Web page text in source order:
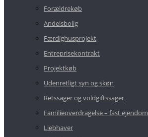
Forældrekøb
Andelsbolig
Færdighusprojekt
Entreprisekontrakt
Projektkøb
Udenretligt syn og skøn
Retssager og voldgiftssager
Familieoverdragelse – fast ejendom
Liebhaver